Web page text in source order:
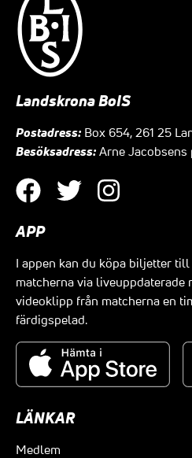
Landskrona BoIS
Postadress: Box 654, 261 25
Besöksadress: Arne Jacobsens
APP
I appen kan du köpa biljetter
matcherna via liveuppdaterade
videoklipp från matcherna en
färdigspelad.
LÄNKAR
Medlem